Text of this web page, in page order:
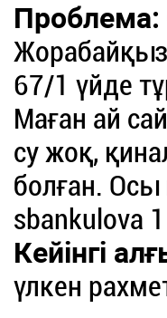
Проблема:
67/1 үйде
Маған ай
су жоқ,
болған. Осы
sbankulova 1
Кейінгі
үлкен